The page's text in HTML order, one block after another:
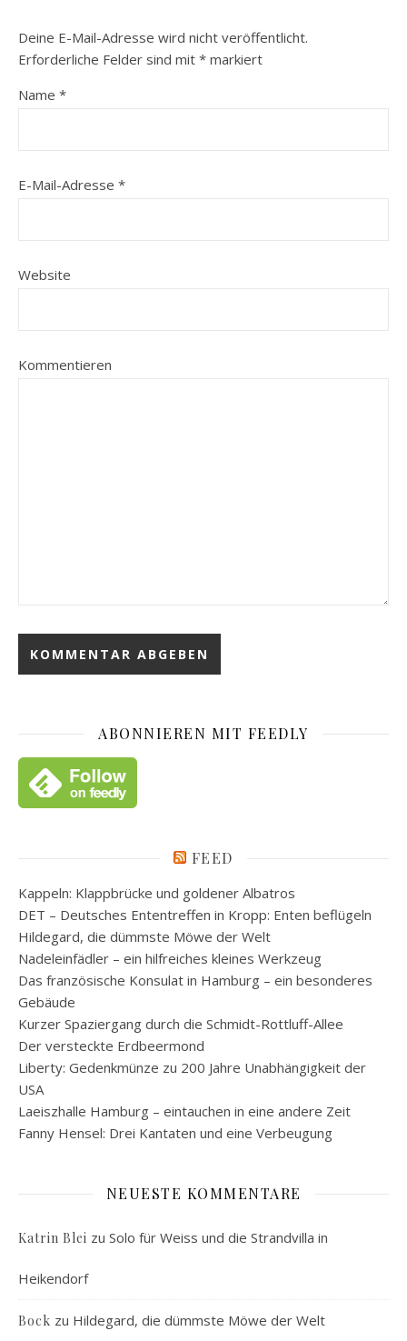
Deine E-Mail-Adresse wird nicht veröffentlicht.
Erforderliche Felder sind mit * markiert
Name *
E-Mail-Adresse *
Website
Kommentieren
ABONNIEREN MIT FEEDLY
FEED
Kappeln: Klappbrücke und goldener Albatros
DET – Deutsches Ententreffen in Kropp: Enten beflügeln
Hildegard, die dümmste Möwe der Welt
Nadeleinfädler – ein hilfreiches kleines Werkzeug
Das französische Konsulat in Hamburg – ein besonderes
Gebäude
Kurzer Spaziergang durch die Schmidt-Rottluff-Allee
Der versteckte Erdbeermond
Liberty: Gedenkmünze zu 200 Jahre Unabhängigkeit der
USA
Laeiszhalle Hamburg – eintauchen in eine andere Zeit
Fanny Hensel: Drei Kantaten und eine Verbeugung
NEUESTE KOMMENTARE
Katrin Blei zu Solo für Weiss und die Strandvilla in
Heikendorf
Bock zu Hildegard, die dümmste Möwe der Welt